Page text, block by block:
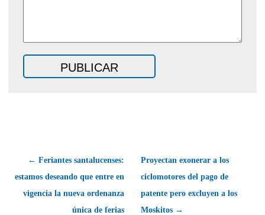
← Feriantes santalucenses:
estamos deseando que entre en
vigencia la nueva ordenanza
única de ferias
Proyectan exonerar a los
ciclomotores del pago de
patente pero excluyen a los
Moskitos →